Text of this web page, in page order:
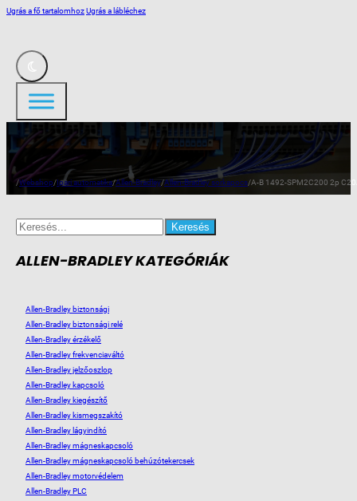
Ugrás a fő tartalomhozUgrás a lábléchez
/Webshop/Ipari automatika/Allen-Bradley/Allen-Bradley sorkapocs/A-B 1492-SPM2C200 2p
Search
for:
ALLEN-BRADLEY KATEGÓRIÁK
Allen-Bradley biztonsági
Allen-Bradley biztonsági relé
Allen-Bradley érzékelő
Allen-Bradley frekvenciaváltó
Allen-Bradley jelzőoszlop
Allen-Bradley kapcsoló
Allen-Bradley kiegészítő
Allen-Bradley kismegszakító
Allen-Bradley lágyindító
Allen-Bradley mágneskapcsoló
Allen-Bradley mágneskapcsoló behúzótekercsek
Allen-Bradley motorvédelem
Allen-Bradley PLC